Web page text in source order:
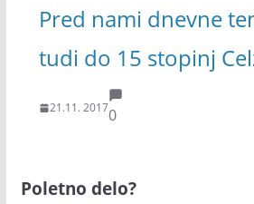
Pred nami dnevne
tudi do 15 stopinj
21.11. 20170
Poletno delo?